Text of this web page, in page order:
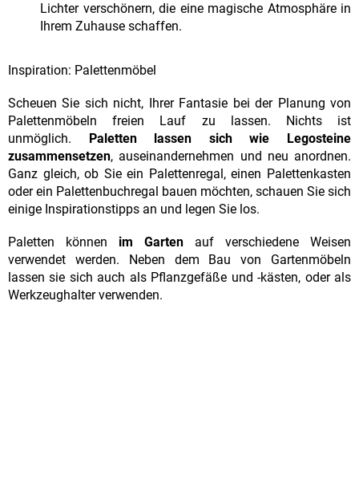
Lichter verschönern, die eine magische Atmosphäre in
Ihrem Zuhause schaffen.
Inspiration: Palettenmöbel
Scheuen Sie sich nicht, Ihrer Fantasie bei der Planung von
Palettenmöbeln freien Lauf zu lassen. Nichts ist
unmöglich.
Paletten lassen sich wie Legosteine
zusammensetzen, auseinandernehmen und neu anordnen.
Ganz gleich, ob Sie ein Palettenregal, einen Palettenkasten
oder ein Palettenbuchregal bauen möchten, schauen Sie sich
einige Inspirationstipps an und legen Sie los.
Paletten können im Garten auf verschiedene Weisen
verwendet werden. Neben dem Bau von Gartenmöbeln
lassen sie sich auch als Pflanzgefäße und -kästen, oder als
Werkzeughalter verwenden.